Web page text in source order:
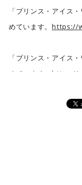
「プリンス・アイス
めています。 https://
「プリンス・アイス
めています。 https://